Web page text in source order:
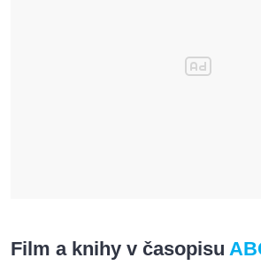
Film a knihy v časopisu